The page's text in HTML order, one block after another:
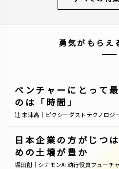
勇気がもらえ
ベンチャーにとって
のは「時間」
辻 未津高｜ピクシーダストテクノロジ
日本企業の方がじつ
めの土壌が豊か
堀田創｜シナモンAI 執行役員フューチ